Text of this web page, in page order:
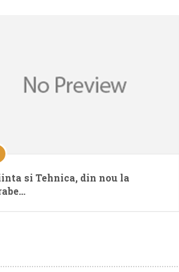
si Tehnica, din nou la